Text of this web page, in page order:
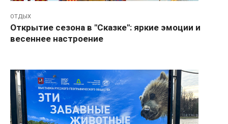
ОТДЫХ
Открытие сезона в "Сказке": яркие эмоции и
весеннее настроение